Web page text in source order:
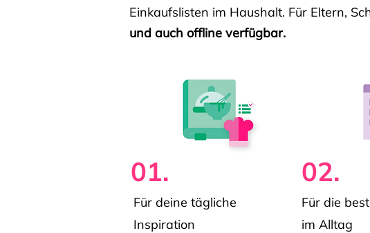
Einkaufslisten im Haushalt. Für Eltern,
und auch offline verfügbar.
01.
Für deine tägliche
Inspiration
02.
Für die
im Alltag